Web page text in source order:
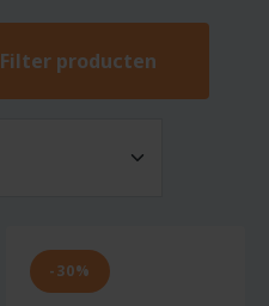
Filter producten
-30%